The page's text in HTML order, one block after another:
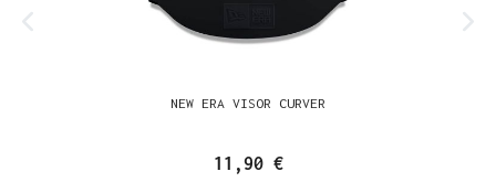
NEW ERA VISOR CURVER
11,90 €